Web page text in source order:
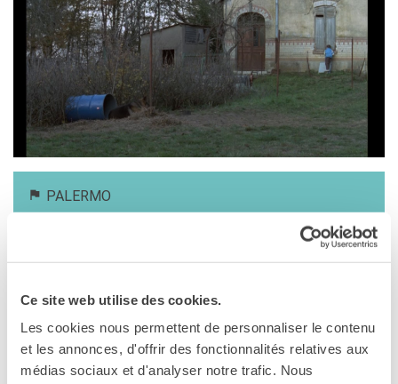
Ce site web utilise des cookies.
Les cookies nous permettent de personnaliser le contenu
et les annonces, d'offrir des fonctionnalités relatives aux
médias sociaux et d'analyser notre trafic. Nous
MÉDIATHÈQUE
Culturethèque
PARCOURS EN FRANÇAIS
Activités pour la classe
Atelier
Certifications
Formations pour les
profs
Étudier en France
Francia
KULTUR ENSEMBLE
PALERME
Atelier Panormos - La
PALERMO
Palermo
Voir la carte
31 maggio 2024, 16.00 / Cinema De Seta